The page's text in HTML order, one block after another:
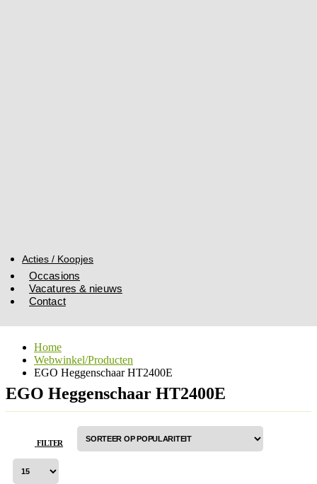
Acties / Koopjes
Occasions
Vacatures & nieuws
Contact
Home
Webwinkel/Producten
EGO Heggenschaar HT2400E
EGO Heggenschaar HT2400E
FILTER